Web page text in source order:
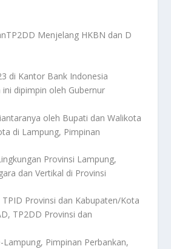
Menjelang HKBN dan D
di Kantor Bank Indonesia
ini dipimpin oleh Gubernur
oleh Bupati dan Walikota
di Lampung, Pimpinan
Provinsi Lampung,
dan Vertikal di Provinsi
Provinsi dan Kabupaten/Kota
TP2DD Provinsi dan
Pimpinan Perbankan,